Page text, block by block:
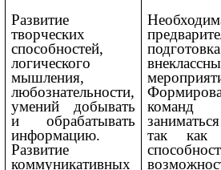
Развитие
творческих
способностей,
логического
мышления,
любознательности,
умений добывать
и обрабатывать
информацию.
Развитие
коммуникативных
команд
так как